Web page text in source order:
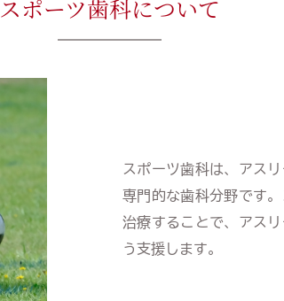
スポーツ歯科について
スポーツ歯科は、アス
専門的な歯科分野です
治療することで、アス
う支援します。